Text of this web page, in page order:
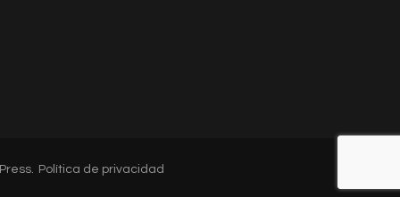
. Política de privacidad